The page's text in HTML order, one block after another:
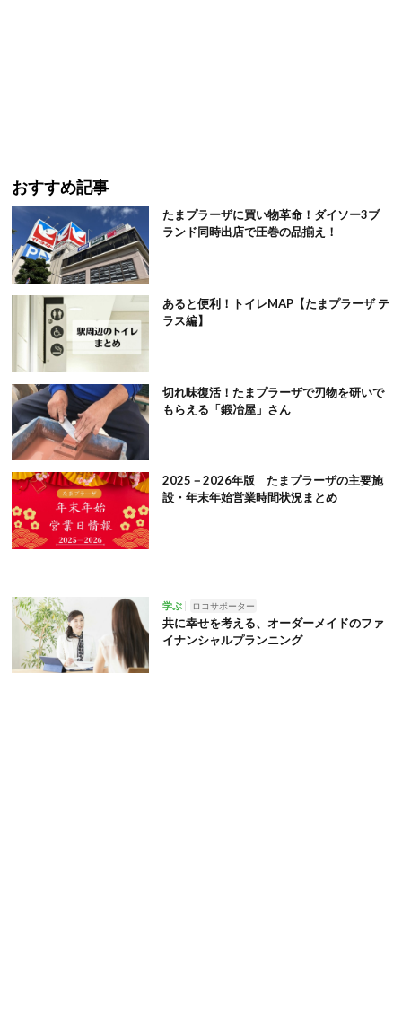
おすすめ記事
たまプラーザに買い物革命！ダイソー3ブ
ランド同時出店で圧巻の品揃え！
あると便利！トイレMAP【たまプラーザ テ
ラス編】
切れ味復活！たまプラーザで刃物を研いで
もらえる「鍛冶屋」さん
2025－2026年版 たまプラーザの主要施
設・年末年始営業時間状況まとめ
学ぶ ロコサポーター
共に幸せを考える、オーダーメイドのファ
イナンシャルプランニング